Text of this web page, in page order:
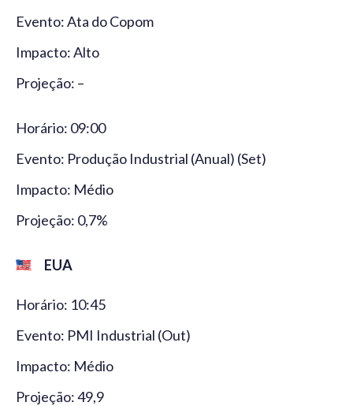
Evento: Ata do Copom
Impacto: Alto
Projeção: –
Horário: 09:00
Evento: Produção Industrial (Anual) (Set)
Impacto: Médio
Projeção: 0,7%
EUA
Horário: 10:45
Evento: PMI Industrial (Out)
Impacto: Médio
Projeção: 49,9